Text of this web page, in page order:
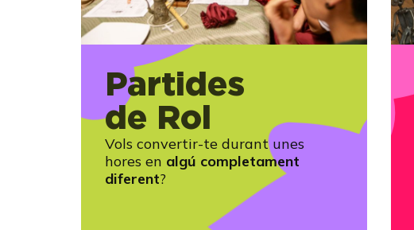
Partides
de Rol
Vols convertir-te durant unes
hores en algú completament
diferent?